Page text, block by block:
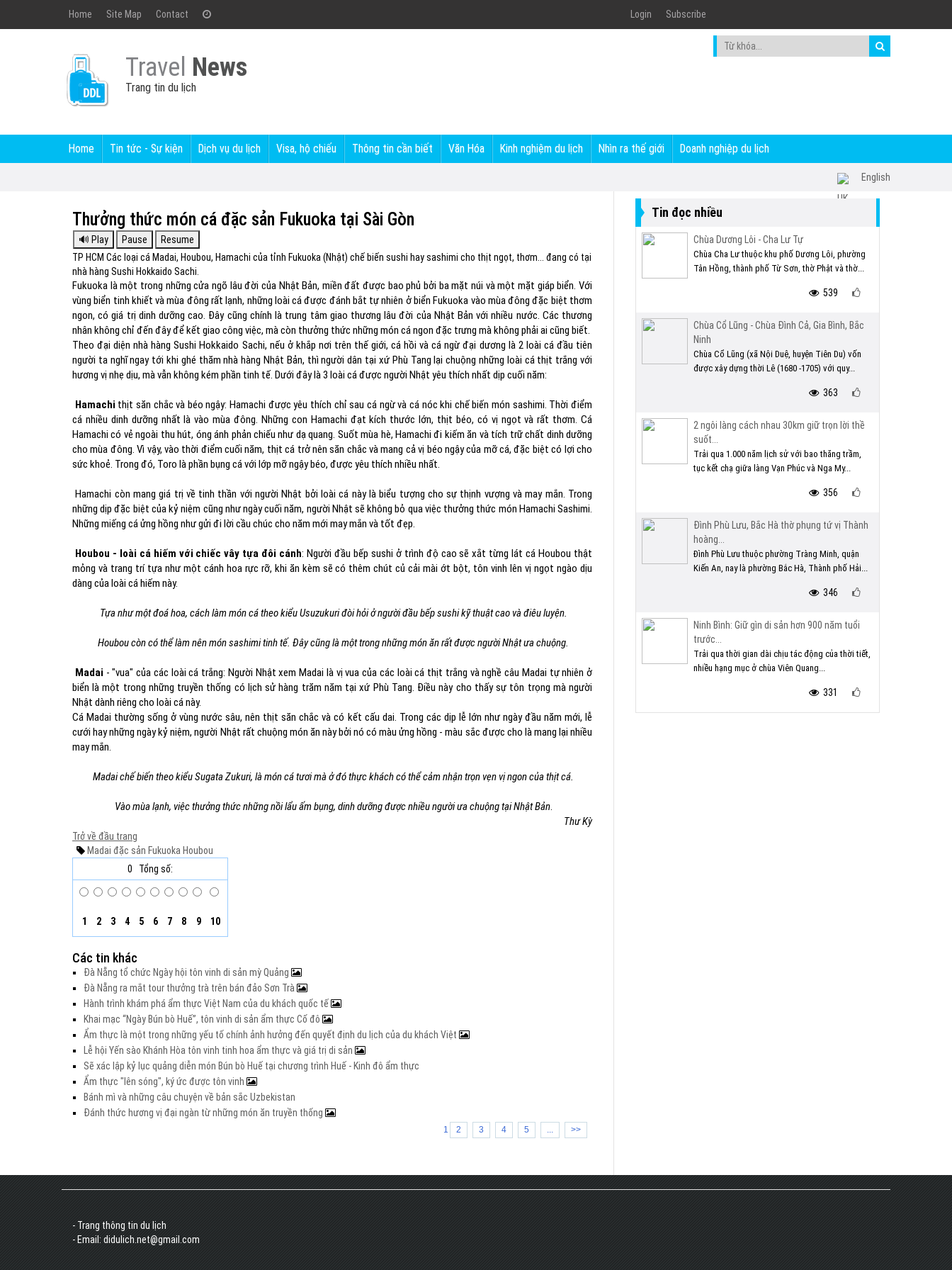
Home Site Map Contact Login Subscribe
Travel News
Trang tin du lịch
Home Tin tức - Sự kiện Dịch vụ du lịch Visa, hộ chiếu Thông tin cần biết Văn Hóa Kinh nghiệm du lịch Nhìn ra thế giới Doanh nghiệp du lịch
English
Thưởng thức món cá đặc sản Fukuoka tại Sài Gòn
TP HCM Các loại cá Madai, Houbou, Hamachi của tỉnh Fukuoka (Nhật) chế biến sushi hay sashimi cho thịt ngọt, thơm... đang có tại
nhà hàng Sushi Hokkaido Sachi.
Fukuoka là một trong những cửa ngõ lâu đời của Nhật Bản, miền đất được bao phủ bởi ba mặt núi và một mặt giáp biển. Với
vùng biển tinh khiết và mùa đông rất lạnh, những loài cá được đánh bắt tự nhiên ở biển Fukuoka vào mùa đông đặc biệt thơm
ngon, có giá trị dinh dưỡng cao. Đây cũng chính là trung tâm giao thương lâu đời của Nhật Bản với nhiều nước. Các thương
nhân không chỉ đến đây để kết giao công việc, mà còn thưởng thức những món cá ngon đặc trưng mà không phải ai cũng biết.
Theo đại diện nhà hàng Sushi Hokkaido Sachi, nếu ở khắp nơi trên thế giới, cá hồi và cá ngừ đại dương là 2 loài cá đầu tiên
người ta nghĩ ngay tới khi ghé thăm nhà hàng Nhật Bản, thì người dân tại xứ Phù Tang lại chuộng những loài cá thịt trắng với
hương vị nhẹ dịu, mà vẫn không kém phần tinh tế. Dưới đây là 3 loài cá được người Nhật yêu thích nhất dịp cuối năm:
Hamachithịt săn chắc và béo ngậy: Hamachi được yêu thích chỉ sau cá ngừ và cá nóc khi chế biến món sashimi. Thời điểm
cá nhiều dinh dưỡng nhất là vào mùa đông. Những con Hamachi đạt kích thước lớn, thịt béo, có vị ngọt và rất thơm. Cá
Hamachi có vẻ ngoài thu hút, óng ánh phản chiếu như dạ quang. Suốt mùa hè, Hamachi đi kiếm ăn và tích trữ chất dinh dưỡng
cho mùa đông. Vì vậy, vào thời điểm cuối năm, thịt cá trở nên săn chắc và mang cả vị béo ngậy của mỡ cá, đặc biệt có lợi cho
sức khoẻ. Trong đó, Toro là phần bụng cá với lớp mỡ ngậy béo, được yêu thích nhiều nhất.
Hamachi còn mang giá trị về tinh thần với người Nhật bởi loài cá này là biểu tượng cho sự thịnh vượng và may mắn. Trong
những dịp đặc biệt của kỷ niệm cũng như ngày cuối năm, người Nhật sẽ không bỏ qua việc thưởng thức món Hamachi Sashimi.
Những miếng cá ửng hồng như gửi đi lời cầu chúc cho năm mới may mắn và tốt đẹp.
Houbou - loài cá hiếm với chiếc vây tựa đôi cánh: Người đầu bếp sushi ở trình độ cao sẽ xắt từng lát cá Houbou thật
mỏng và trang trí tựa như một cánh hoa rực rỡ, khi ăn kèm sẽ có thêm chút củ cải mài ớt bột, tôn vinh lên vị ngọt ngào dịu
dàng của loài cá hiếm này.
Tựa như một đoá hoa, cách làm món cá theo kiểu Usuzukuri đòi hỏi ở người đầu bếp sushi kỹ thuật cao và điêu luyện.
Houbou còn có thể làm nên món sashimi tinh tế. Đây cũng là một trong những món ăn rất được người Nhật ưa chuộng.
Madai - "vua" của các loài cá trắng: Người Nhật xem Madai là vị vua của các loài cá thịt trắng và nghề câu Madai tự nhiên ở
biển là một trong những truyền thống có lịch sử hàng trăm năm tại xứ Phù Tang. Điều này cho thấy sự tôn trọng mà người
Nhật dành riêng cho loài cá này.
Cá Madai thường sống ở vùng nước sâu, nên thịt săn chắc và có kết cấu dai. Trong các dịp lễ lớn như ngày đầu năm mới, lễ
cưới hay những ngày kỷ niệm, người Nhật rất chuộng món ăn này bởi nó có màu ửng hồng - màu sắc được cho là mang lại nhiều
may mắn.
Madai chế biến theo kiểu Sugata Zukuri, là món cá tươi mà ở đó thực khách có thể cảm nhận trọn vẹn vị ngon của thịt cá.
Vào mùa lạnh, việc thưởng thức những nồi lẩu ấm bụng, dinh dưỡng được nhiều người ưa chuộng tại Nhật Bản.
Thư Kỳ
Trở về đầu trang
Madai đặc sản Fukuoka Houbou
0
Tổng số:
1 2 3 4 5 6 7 8 9 10
Các tin khác
Đà Nẵng tổ chức Ngày hội tôn vinh di sản mỳ Quảng
Đà Nẵng ra mắt tour thưởng trà trên bán đảo Sơn Trà
Hành trình khám phá ẩm thực Việt Nam của du khách quốc tế
Khai mạc “Ngày Bún bò Huế”, tôn vinh di sản ẩm thực Cố đô
Ẩm thực là một trong những yếu tố chính ảnh hưởng đến quyết định du lịch của du khách Việt
Lễ hội Yến sào Khánh Hòa tôn vinh tinh hoa ẩm thực và giá trị di sản
Sẽ xác lập kỷ lục quảng diễn món Bún bò Huế tại chương trình Huế - Kinh đô ẩm thực
Ẩm thực "lên sóng", ký ức được tôn vinh
Bánh mì và những câu chuyện về bản sắc Uzbekistan
Đánh thức hương vị đại ngàn từ những món ăn truyền thống
1 2 3 4 5 ... >>
Tin đọc nhiều
Chùa Dương Lôi - Cha Lư Tự
Chùa Cha Lư thuộc khu phố Dương Lôi, phường
Tân Hồng, thành phố Từ Sơn, thờ Phật và thờ...
539
Chùa Cổ Lũng - Chùa Đình Cả, Gia Bình, Bắc
Ninh
Chùa Cổ Lũng (xã Nội Duệ, huyện Tiên Du) vốn
được xây dựng thời Lê (1680 -1705) với quy...
363
2 ngôi làng cách nhau 30km giữ trọn lời thề
suốt...
Trải qua 1.000 năm lịch sử với bao thăng trầm,
tục kết chạ giữa làng Vạn Phúc và Nga My...
356
Đình Phù Lưu, Bắc Hà thờ phụng tứ vị Thành
hoàng...
Đình Phù Lưu thuộc phường Tràng Minh, quận
Kiến An, nay là phường Bắc Hà, Thành phố Hải...
346
Ninh Bình: Giữ gìn di sản hơn 900 năm tuổi
trước...
Trải qua thời gian dài chịu tác động của thời tiết,
nhiều hạng mục ở chùa Viên Quang...
331
- Trang thông tin du lịch
- Email: didulich.net@gmail.com